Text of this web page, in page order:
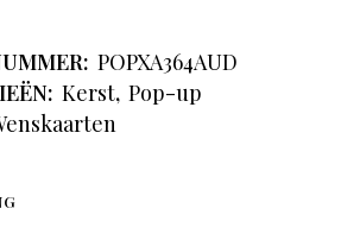
POPXA364AUD
Kerst, Pop-up